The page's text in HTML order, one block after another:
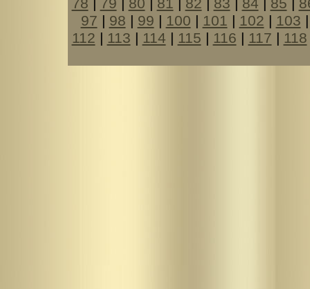
78 79 80 81 82 83 84 85
97 | 98 | 99 | 100 | 101 | 102 | 103
112 | 113 | 114 | 115 | 116 | 117 | 118